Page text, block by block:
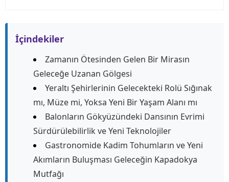
İçindekiler
Zamanın Ötesinden Gelen Bir Mirasın
Geleceğe Uzanan Gölgesi
Yeraltı Şehirlerinin Gelecekteki Rolü Sığınak
mı, Müze mi, Yoksa Yeni Bir Yaşam Alanı mı
Balonların Gökyüzündeki Dansının Evrimi
Sürdürülebilirlik ve Yeni Teknolojiler
Gastronomide Kadim Tohumların ve Yeni
Akımların Buluşması Geleceğin Kapadokya
Mutfağı